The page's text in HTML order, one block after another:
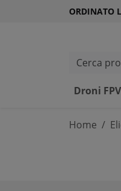
ORDINATO
Cerca
Droni FPV
Home